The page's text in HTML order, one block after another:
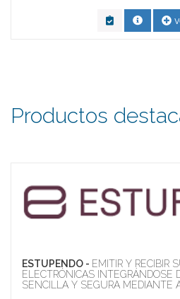
Productos
ESTUPENDO - EMITIR Y RECIBIR
ELECTRÓNICAS INTEGRÁNDOSE
SENCILLA Y SEGURA MEDIANTE